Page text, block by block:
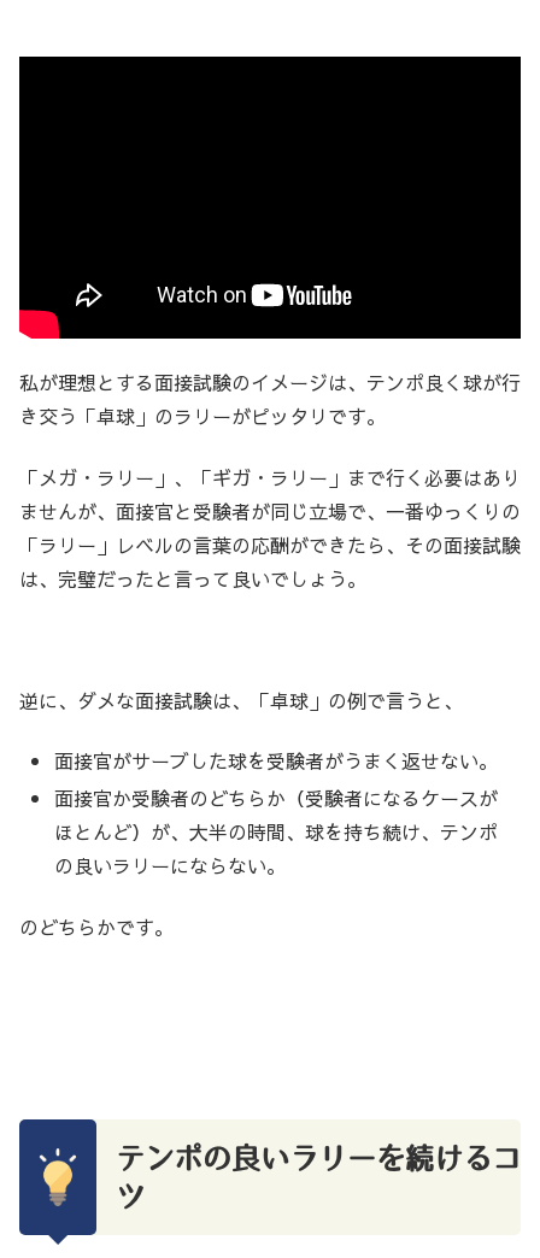
私が理想とする面接試験のイメージは、テンポ良く球が行
き交う「卓球」のラリーがピッタリです。
「メガ・ラリー」、「ギガ・ラリー」まで行く必要はあり
ませんが、面接官と受験者が同じ立場で、一番ゆっくりの
「ラリー」レベルの言葉の応酬ができたら、その面接試験
は、完璧だったと言って良いでしょう。
逆に、ダメな面接試験は、「卓球」の例で言うと、
面接官がサーブした球を受験者がうまく返せない。
面接官か受験者のどちらか（受験者になるケースが
ほとんど）が、大半の時間、球を持ち続け、テンポ
の良いラリーにならない。
のどちらかです。
テンポの良いラリーを続けるコ
ツ